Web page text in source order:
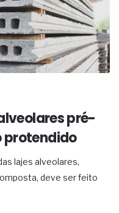
pré-
protendido
lajes alveolares,
deve ser feito